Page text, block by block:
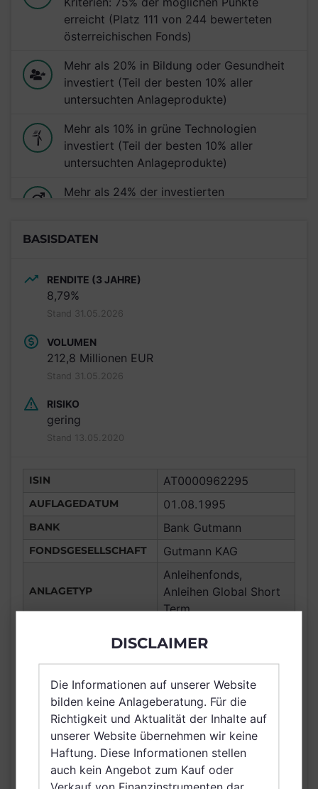
erreicht (Platz 111 von 244 bewerteten
österreichischen Fonds)
Mehr als 20% in Bildung oder Gesundheit
investiert (Teil der besten 10% aller
untersuchten Anlageprodukte)
Mehr als 10% in grüne Technologien
investiert (Teil der besten 10% aller
untersuchten Anlageprodukte)
Mehr als 24% der investierten
(Teil der schlechtesten 20% aller
untersuchten Anlageprodukte)
Mehr als 5% in Atomenergie investiert (Teil
der schlechtesten 10% aller untersuchten
Anlageprodukte)
BASISDATEN
RENDITE (3 JAHRE)
8,79%
Stand 31.05.2026
VOLUMEN
212,8 Millionen EUR
Stand 31.05.2026
RISIKO
gering
Stand 13.05.2020
ISIN AT0000962295
AUFLAGEDATUM 01.08.1995
BANK Bank Gutmann
FONDSGESELLSCHAFT Gutmann KAG
ANLAGETYP
Anleihenfonds,
Anleihen Global Short
Term
WÄHRUNG EUR
VERTRIEBSZULASSUNG
Deutschland,
Österreich
AUSGABEAUFSCHLAG 0,50%
MAX. LAUFENDE
KOSTEN
0,25%
DISCLAIMER
Die Informationen auf unserer Website
bilden keine Anlageberatung. Für die
Richtigkeit und Aktualität der Inhalte auf
unserer Website übernehmen wir keine
Haftung. Diese Informationen stellen
auch kein Angebot zum Kauf oder